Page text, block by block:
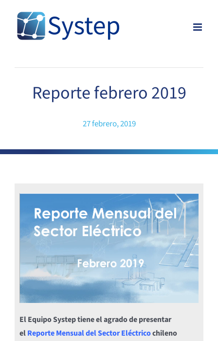
content
Reporte febrero 2019
27 febrero, 2019
El Equipo Systep tiene el agrado de presentar
elReporte Mensual del Sector Eléctricochileno